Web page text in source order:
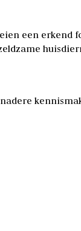
een erkend